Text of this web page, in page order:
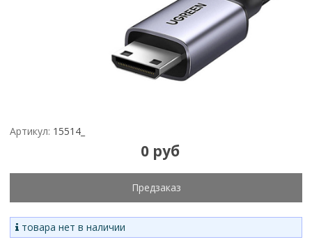
Артикул: 15514_
0 руб
Предзаказ
товара нет в наличии